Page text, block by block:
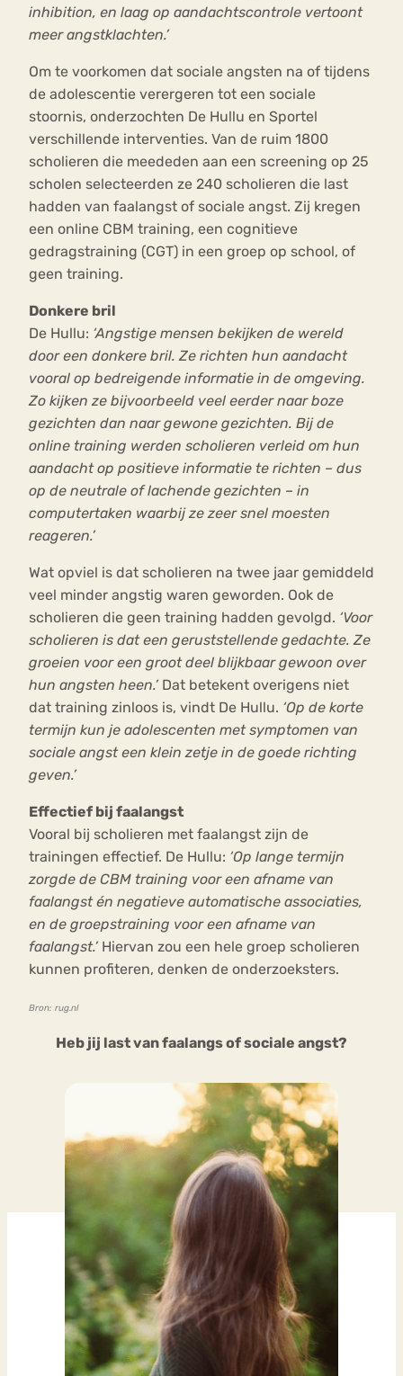
inhibition, en laag op aandachtscontrole vertoont
meer angstklachten.’
Om te voorkomen dat sociale angsten na of tijdens
de adolescentie verergeren tot een sociale
stoornis, onderzochten De Hullu en Sportel
verschillende interventies. Van de ruim 1800
scholieren die meededen aan een screening op 25
scholen selecteerden ze 240 scholieren die last
hadden van faalangst of sociale angst. Zij kregen
een online CBM training, een cognitieve
gedragstraining (CGT) in een groep op school, of
geen training.
Donkere bril
De Hullu: ‘Angstige mensen bekijken de wereld
door een donkere bril. Ze richten hun aandacht
vooral op bedreigende informatie in de omgeving.
Zo kijken ze bijvoorbeeld veel eerder naar boze
gezichten dan naar gewone gezichten. Bij de
online training werden scholieren verleid om hun
aandacht op positieve informatie te richten – dus
op de neutrale of lachende gezichten – in
computertaken waarbij ze zeer snel moesten
reageren.’
Wat opviel is dat scholieren na twee jaar gemiddeld
veel minder angstig waren geworden. Ook de
scholieren die geen training hadden gevolgd. ‘Voor
scholieren is dat een geruststellende gedachte. Ze
groeien voor een groot deel blijkbaar gewoon over
hun angsten heen.’ Dat betekent overigens niet
dat training zinloos is, vindt De Hullu. ‘Op de korte
termijn kun je adolescenten met symptomen van
sociale angst een klein zetje in de goede richting
geven.’
Effectief bij faalangst
Vooral bij scholieren met faalangst zijn de
trainingen effectief. De Hullu: ‘Op lange termijn
zorgde de CBM training voor een afname van
faalangst én negatieve automatische associaties,
en de groepstraining voor een afname van
faalangst.’ Hiervan zou een hele groep scholieren
kunnen profiteren, denken de onderzoeksters.
Bron: rug.nl
Heb jij last van faalangs of sociale angst?